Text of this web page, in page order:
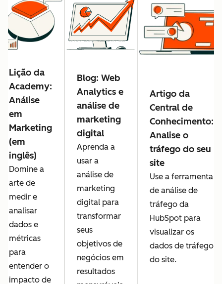
Lição da
Academy:
Análise
em
Marketing
(em
inglês)
Domine a
arte de
medir e
analisar
dados e
métricas
para
entender o
impacto de
Blog: Web
Analytics e
análise de
marketing
digital
Aprenda a
usar a
análise de
marketing
digital para
transformar
seus
objetivos de
negócios em
resultados
Artigo da
Central de
Conhecimento:
Analise o
tráfego do seu
site
Use a ferramenta
de análise de
tráfego da
HubSpot para
visualizar os
dados de tráfego
do site.